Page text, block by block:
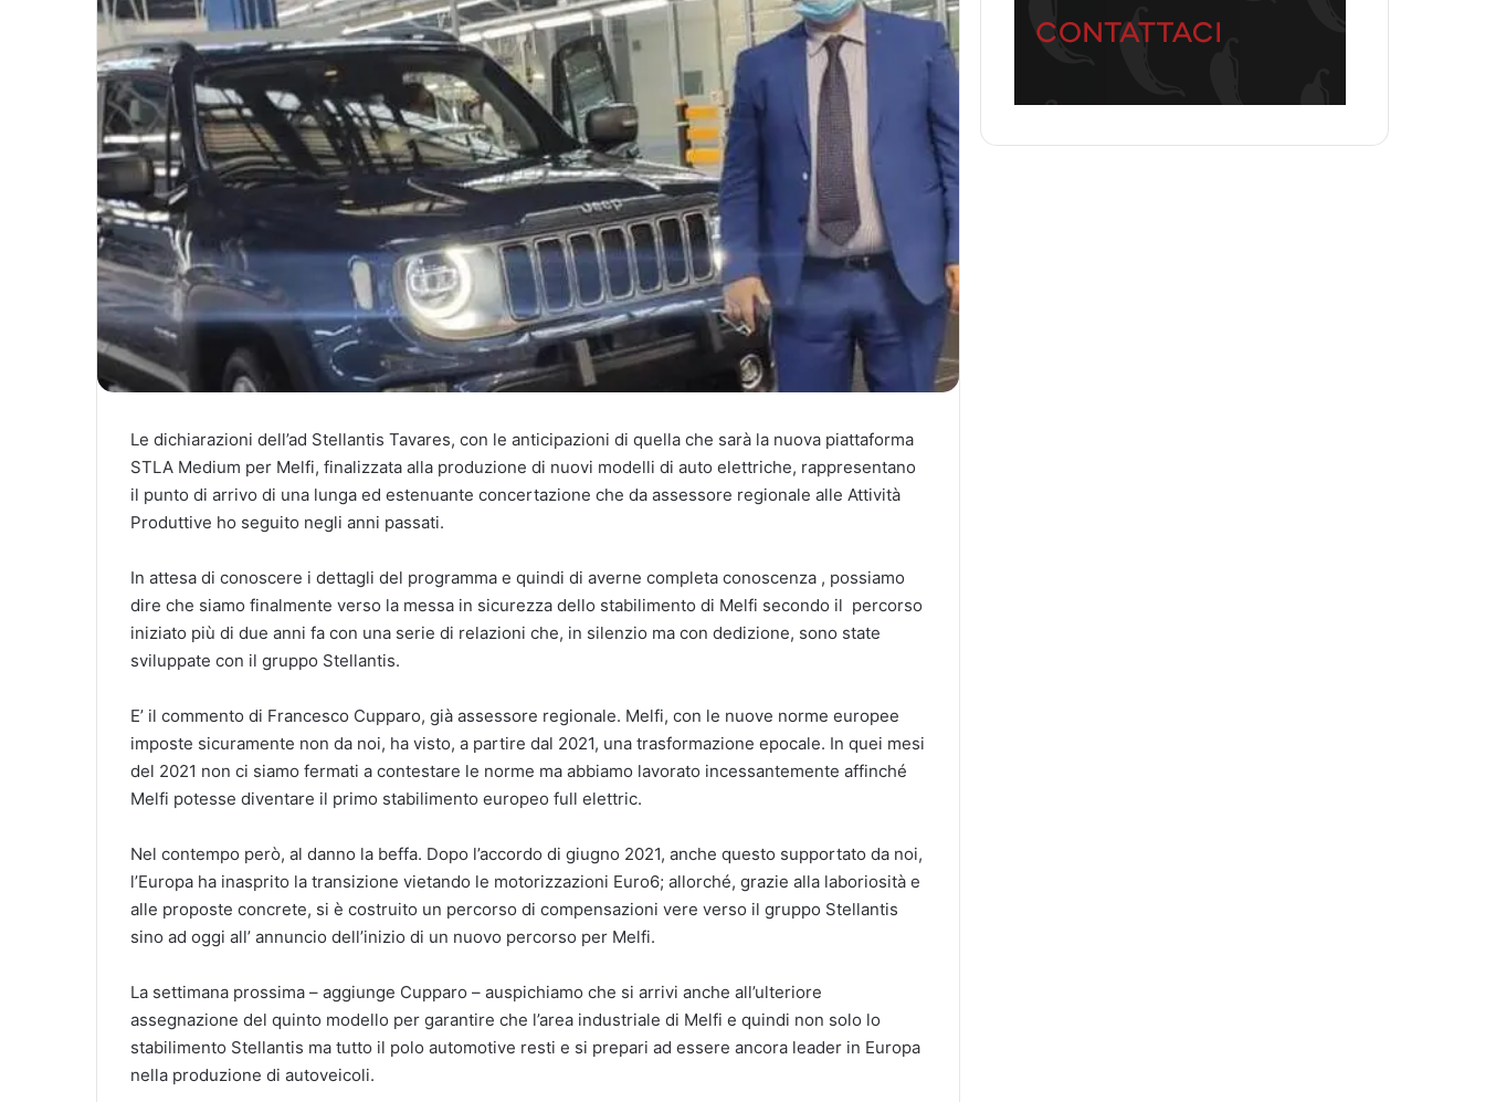
Le dichiarazioni dell’ad Stellantis Tavares, con le anticipazioni di quella che sarà la nuova piattaforma
STLA Medium per Melfi, finalizzata alla produzione di nuovi modelli di auto elettriche, rappresentano
il punto di arrivo di una lunga ed estenuante concertazione che da assessore regionale alle Attività
Produttive ho seguito negli anni passati.
In attesa di conoscere i dettagli del programma e quindi di averne completa conoscenza , possiamo
dire che siamo finalmente verso la messa in sicurezza dello stabilimento di Melfi secondo il percorso
iniziato più di due anni fa con una serie di relazioni che, in silenzio ma con dedizione, sono state
sviluppate con il gruppo Stellantis.
E’ il commento di Francesco Cupparo, già assessore regionale. Melfi, con le nuove norme europee
imposte sicuramente non da noi, ha visto, a partire dal 2021, una trasformazione epocale. In quei mesi
del 2021 non ci siamo fermati a contestare le norme ma abbiamo lavorato incessantemente affinché
Melfi potesse diventare il primo stabilimento europeo full elettric.
Nel contempo però, al danno la beffa. Dopo l’accordo di giugno 2021, anche questo supportato da noi,
l’Europa ha inasprito la transizione vietando le motorizzazioni Euro6; allorché, grazie alla laboriosità e
alle proposte concrete, si è costruito un percorso di compensazioni vere verso il gruppo Stellantis
sino ad oggi all’ annuncio dell’inizio di un nuovo percorso per Melfi.
La settimana prossima – aggiunge Cupparo – auspichiamo che si arrivi anche all’ulteriore
assegnazione del quinto modello per garantire che l’area industriale di Melfi e quindi non solo lo
stabilimento Stellantis ma tutto il polo automotive resti e si prepari ad essere ancora leader in Europa
nella produzione di autoveicoli.